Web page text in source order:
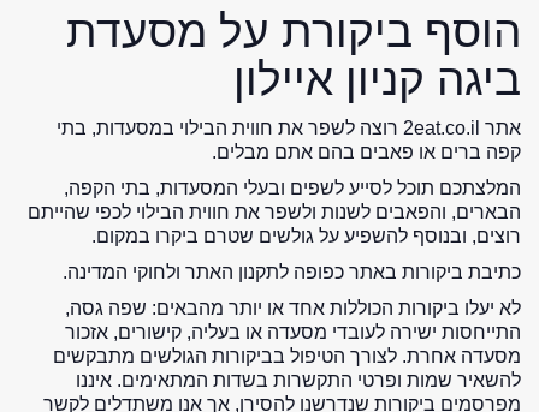
הוסף ביקורת על מסעדת
ביגה קניון איילון
אתר 2eat.co.il רוצה לשפר את חווית הבילוי במסעדות, בתי
קפה ברים או פאבים בהם אתם מבלים.
המלצתכם תוכל לסייע לשפים ובעלי המסעדות, בתי הקפה,
הבארים, והפאבים לשנות ולשפר את חווית הבילוי לכפי שהייתם
רוצים, ובנוסף להשפיע על גולשים שטרם ביקרו במקום.
כתיבת ביקורות באתר כפופה לתקנון האתר ולחוקי המדינה.
לא יעלו ביקורות הכוללות אחד או יותר מהבאים: שפה גסה,
התייחסות ישירה לעובדי מסעדה או בעליה, קישורים, אזכור
מסעדה אחרת. לצורך הטיפול בביקורות הגולשים מתבקשים
להשאיר שמות ופרטי התקשרות בשדות המתאימים. איננו
מפרסמים ביקורות שנדרשנו להסירן, אך אנו משתדלים לקשר